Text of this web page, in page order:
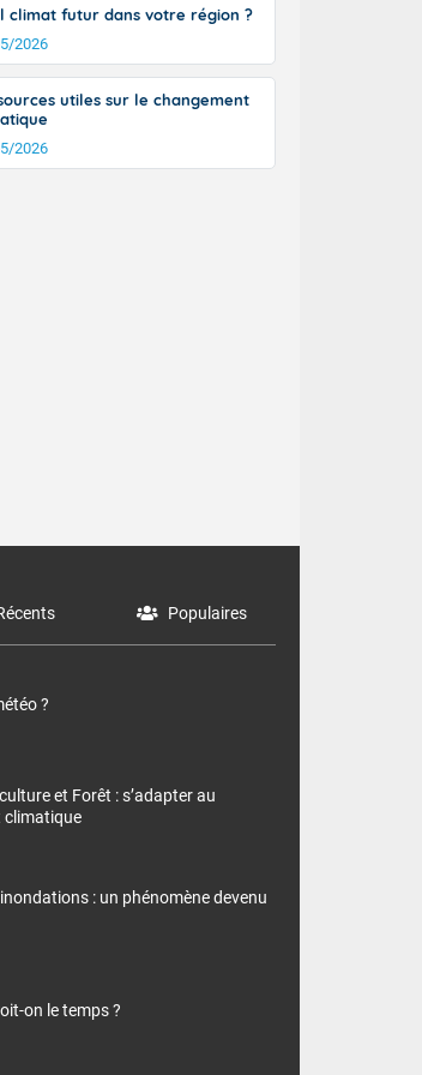
climat futur dans votre région ?
2026
utiles sur le changement
2026
Populaires
?
et Forêt : s’adapter au
climatique
: un phénomène devenu
on le temps ?